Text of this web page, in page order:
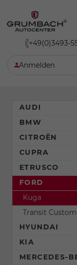
+49(0)3493-
Anmelden
AUDI
BMW
CITROËN
CUPRA
ETRUSCO
FORD
Kuga
Transit Custom
HYUNDAI
KIA
MERCEDES-